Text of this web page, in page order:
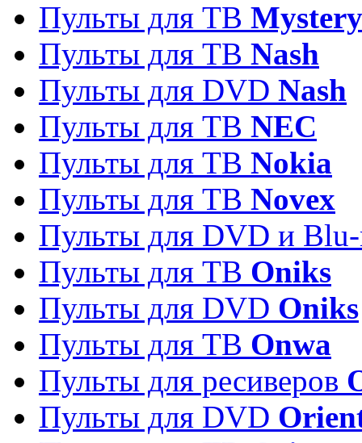
Пульты для ТВ Mystery
Пульты для ТВ Nash
Пульты для DVD Nash
Пульты для ТВ NEC
Пульты для ТВ Nokia
Пульты для ТВ Novex
Пульты для DVD и
Пульты для ТВ Oniks
Пульты для DVD Oniks
Пульты для ТВ Onwa
Пульты для ресиверов
Пульты для DVD